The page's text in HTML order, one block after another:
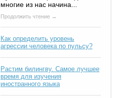
многие из нас начина...
Продолжить чтение →
Как определить уровень
агрессии человека по пульсу?
Растим билингву. Самое лучшее
время для изучения
иностранного языка